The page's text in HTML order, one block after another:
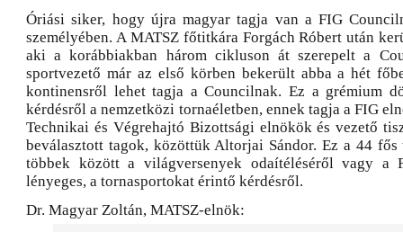
Óriási siker, hogy újra magyar tagja van a FIG
személyében. A MATSZ főtitkára Forgách Róbert után
aki a korábbiakban három cikluson át szerepelt a
sportvezető már az első körben bekerült abba a hét
kontinensről lehet tagja a Councilnak. Ez a grémium
kérdésről a nemzetközi tornaéletben, ennek tagja a FIG
Technikai és Végrehajtó Bizottsági elnökök és vezető
beválasztott tagok, közöttük Altorjai Sándor. Ez a 44 fős
többek között a világversenyek odaítéléséről vagy a
lényeges, a tornasportokat érintő kérdésről.
Dr. Magyar Zoltán, MATSZ-elnök: